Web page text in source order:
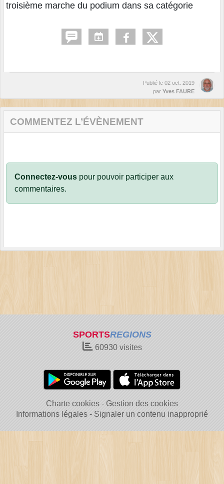
troisième marche du podium dans sa catégorie
Publié le 02 oct. 2019
par Yves FAURE
COMMENTEZ L’ÉVÈNEMENT
Connectez-vous pour pouvoir participer aux
commentaires.
SPORTSREGIONS
60930visites
Charte cookies
Gestion des cookies
Informations légales
Signaler un contenu inapproprié